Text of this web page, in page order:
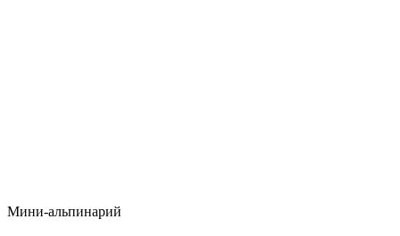
Мини-альпинарий